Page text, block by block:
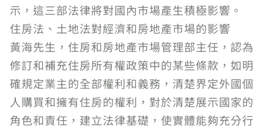
示，這三部法律將對國內市場產生積極影響。
住房法、土地法對經濟和房地產市場的影響
黃海先生，住房和房地產市場管理部主任，認為
修訂和補充住房所有權政策中的某些條款，如明
確規定業主的全部權利和義務，清楚界定外國個
人購買和擁有住房的權利，對於清楚展示國家的
角色和責任，建立法律基礎，使實體能夠充分行